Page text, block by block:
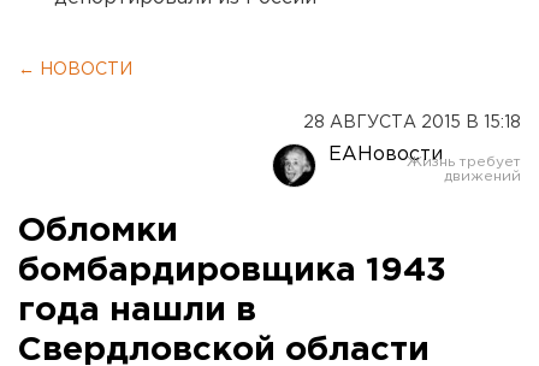
← НОВОСТИ
28 АВГУСТА 2015 В 15:18
ЕАНовости
Обломки
бомбардировщика 1943
года нашли в
Свердловской области